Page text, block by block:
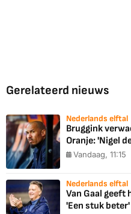
Gerelateerd nieuws
Nederlands elftal
Bruggink
Oranje: 'Nigel
Vandaag, 11:15
Nederlands elftal
Van Gaal
'Een stuk beter'